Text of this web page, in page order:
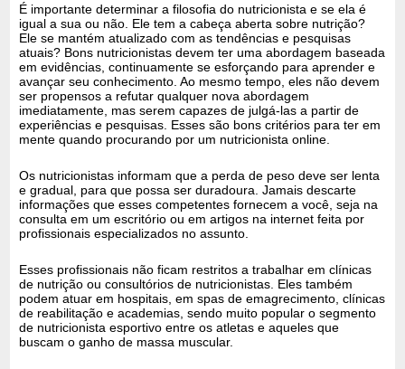
É importante determinar a filosofia do nutricionista e se ela é
igual a sua ou não. Ele tem a cabeça aberta sobre nutrição?
Ele se mantém atualizado com as tendências e pesquisas
atuais? Bons nutricionistas devem ter uma abordagem baseada
em evidências, continuamente se esforçando para aprender e
avançar seu conhecimento. Ao mesmo tempo, eles não devem
ser propensos a refutar qualquer nova abordagem
imediatamente, mas serem capazes de julgá-las a partir de
experiências e pesquisas. Esses são bons critérios para ter em
mente quando procurando por um nutricionista online.
Os nutricionistas informam que a perda de peso deve ser lenta
e gradual, para que possa ser duradoura. Jamais descarte
informações que esses competentes fornecem a você, seja na
consulta em um escritório ou em artigos na internet feita por
profissionais especializados no assunto.
Esses profissionais não ficam restritos a trabalhar em clínicas
de nutrição ou consultórios de nutricionistas. Eles também
podem atuar em hospitais, em spas de emagrecimento, clínicas
de reabilitação e academias, sendo muito popular o segmento
de nutricionista esportivo entre os atletas e aqueles que
buscam o ganho de massa muscular.